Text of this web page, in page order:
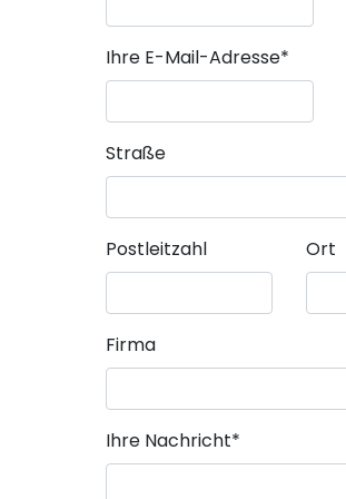
Pflichtfeld
Ihre E-Mail-Adresse*
Straße
Postleitzahl Ort
Firma
Pflichtfeld
Ihre Nachricht*